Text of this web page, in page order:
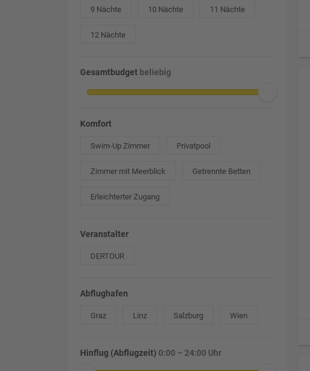
9 Nächte 10 Nächte 11 Nächte
12 Nächte
Gesamtbudget beliebig
Komfort
Swim-Up Zimmer Privatpool
Zimmer mit Meerblick Getrennte Betten
Erleichterter Zugang
Veranstalter
DERTOUR
Abflughafen
Graz Linz Salzburg Wien
Hinflug (Abflugzeit) 0:00 – 24:00 Uhr